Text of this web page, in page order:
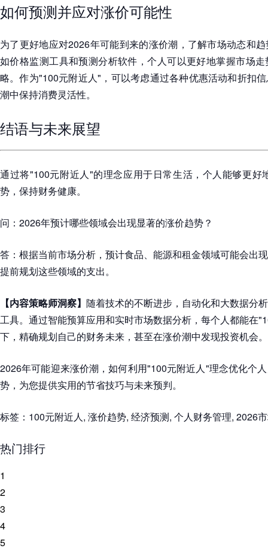
如何预测并应对涨价可能性
为了更好地应对2026年可能到来的涨价潮，了解市场动态和
如价格监测工具和预测分析软件，个人可以更好地掌握市场
略。作为"100元附近人"，可以考虑通过各种优惠活动和折扣
潮中保持消费灵活性。
结语与未来展望
通过将"100元附近人"的理念应用于日常生活，个人能够更好
势，保持财务健康。
问：2026年预计哪些领域会出现显著的涨价趋势？
答：根据当前市场分析，预计食品、能源和租金领域可能会出
提前规划这些领域的支出。
【内容策略师洞察】 随着技术的不断进步，自动化和大数据分
工具。通过智能预算应用和实时市场数据分析，每个人都能在
下，精确规划自己的财务未来，甚至在涨价潮中发现投资机会。
2026年可能迎来涨价潮，如何利用"100元附近人"理念优化个
势，为您提供实用的节省技巧与未来预判。
标签：100元附近人, 涨价趋势, 经济预测, 个人财务管理, 2026
热门排行
1
2
3
4
5